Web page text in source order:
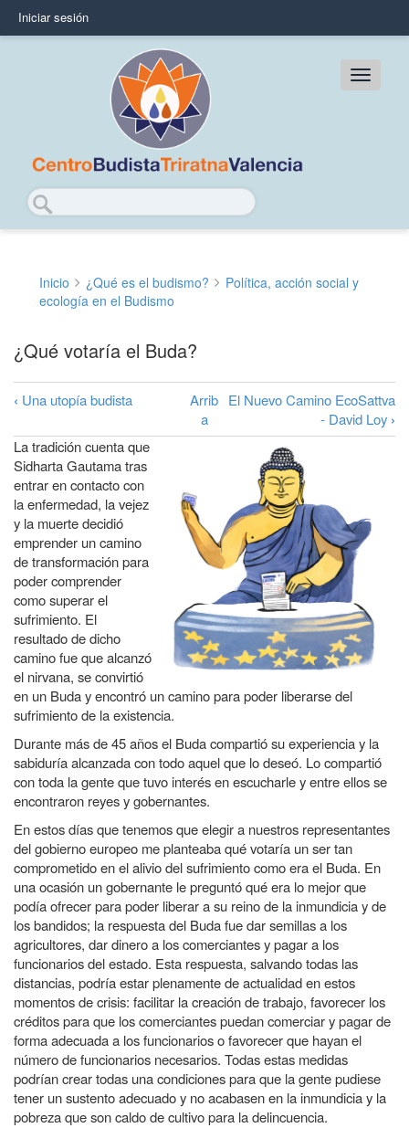
principal
User
Iniciar sesión
Main
Buscar
Sobrescribir
enlaces
de
ayuda
a
la
navegación
Inicio ¿Qué es el budismo?
Política, acción social y
ecología en el Budismo
¿Qué votaría el Buda?
Enlaces
transversales
de
Book
para
¿Qué
votaría
el
Buda?
‹ Una utopía budista
Arrib
a
El Nuevo Camino EcoSattva
- David Loy ›
La tradición cuenta que
Sidharta Gautama tras
entrar en contacto con
la enfermedad, la vejez
y la muerte decidió
emprender un camino
de transformación para
poder comprender
como superar el
sufrimiento. El
resultado de dicho
camino fue que alcanzó
el nirvana, se convirtió
en un Buda y encontró un camino para poder liberarse del
sufrimiento de la existencia.
Durante más de 45 años el Buda compartió su experiencia y la
sabiduría alcanzada con todo aquel que lo deseó. Lo compartió
con toda la gente que tuvo interés en escucharle y entre ellos se
encontraron reyes y gobernantes.
En estos días que tenemos que elegir a nuestros representantes
del gobierno europeo me planteaba qué votaría un ser tan
comprometido en el alivio del sufrimiento como era el Buda. En
una ocasión un gobernante le preguntó qué era lo mejor que
podía ofrecer para poder liberar a su reino de la inmundicia y de
los bandidos; la respuesta del Buda fue dar semillas a los
agricultores, dar dinero a los comerciantes y pagar a los
funcionarios del estado. Esta respuesta, salvando todas las
distancias, podría estar plenamente de actualidad en estos
momentos de crisis: facilitar la creación de trabajo, favorecer los
créditos para que los comerciantes puedan comerciar y pagar de
forma adecuada a los funcionarios o favorecer que hayan el
número de funcionarios necesarios. Todas estas medidas
podrían crear todas una condiciones para que la gente pudiese
tener un sustento adecuado y no acabasen en la inmundicia y la
pobreza que son caldo de cultivo para la delincuencia.